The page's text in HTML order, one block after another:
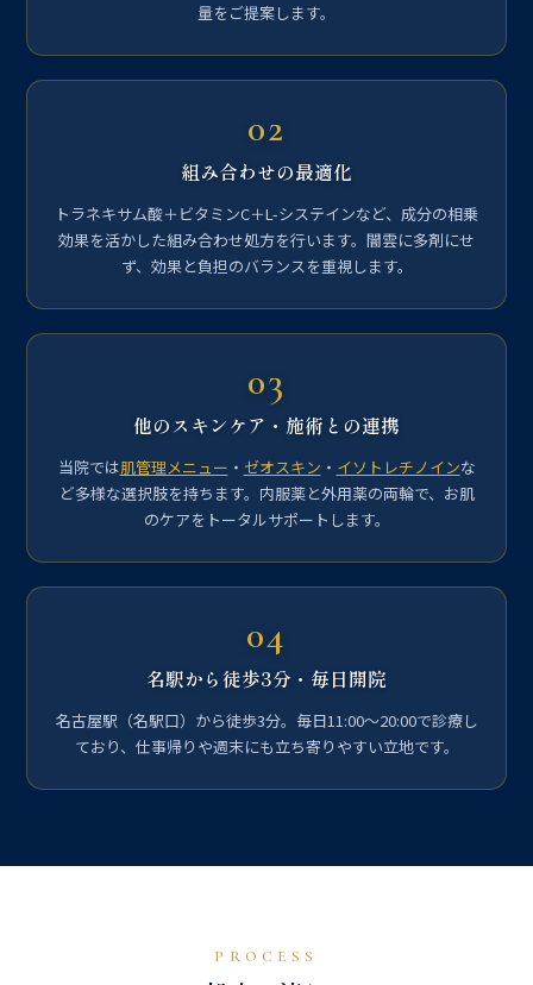
量をご提案します。
02
組み合わせの最適化
トラネキサム酸＋ビタミンC＋L-システインなど、成分の相乗
効果を活かした組み合わせ処方を行います。闇雲に多剤にせ
ず、効果と負担のバランスを重視します。
03
他のスキンケア・施術との連携
当院では肌管理メニュー ・ ゼオスキン ・ イソトレチノインな
ど多様な選択肢を持ちます。内服薬と外用薬の両輪で、お肌
のケアをトータルサポートします。
04
名駅から徒歩3分・毎日開院
名古屋駅（名駅口）から徒歩3分。毎日11:00〜20:00で診療し
ており、仕事帰りや週末にも立ち寄りやすい立地です。
PROCESS